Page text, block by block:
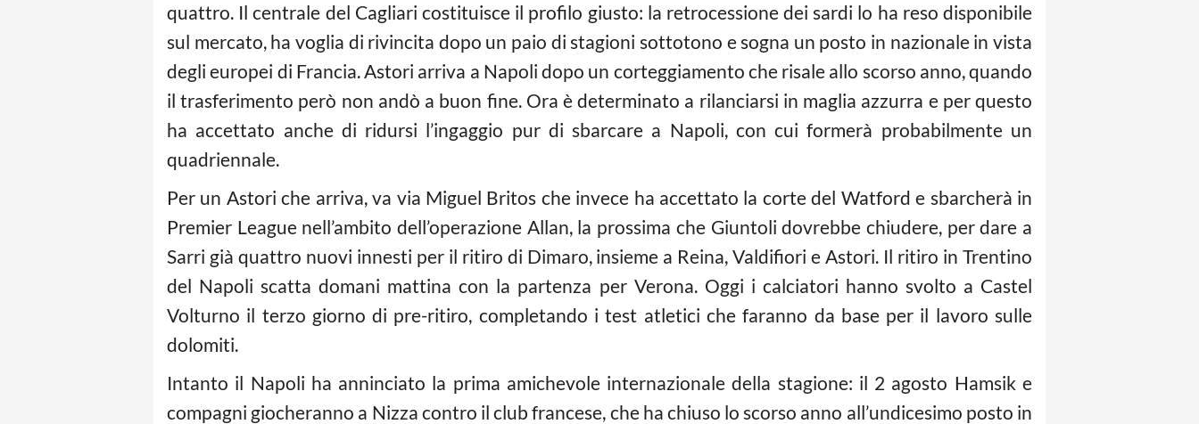
quattro. Il centrale del Cagliari costituisce il profilo giusto: la retrocessione dei sardi lo ha reso disponibile
sul mercato, ha voglia di rivincita dopo un paio di stagioni sottotono e sogna un posto in nazionale in vista
degli europei di Francia. Astori arriva a Napoli dopo un corteggiamento che risale allo scorso anno, quando
il trasferimento però non andò a buon fine. Ora è determinato a rilanciarsi in maglia azzurra e per questo
ha accettato anche di ridursi l’ingaggio pur di sbarcare a Napoli, con cui formerà probabilmente un
quadriennale.
Per un Astori che arriva, va via Miguel Britos che invece ha accettato la corte del Watford e sbarcherà in
Premier League nell’ambito dell’operazione Allan, la prossima che Giuntoli dovrebbe chiudere, per dare a
Sarri già quattro nuovi innesti per il ritiro di Dimaro, insieme a Reina, Valdifiori e Astori. Il ritiro in Trentino
del Napoli scatta domani mattina con la partenza per Verona. Oggi i calciatori hanno svolto a Castel
Volturno il terzo giorno di pre-ritiro, completando i test atletici che faranno da base per il lavoro sulle
dolomiti.
Intanto il Napoli ha anninciato la prima amichevole internazionale della stagione: il 2 agosto Hamsik e
compagni giocheranno a Nizza contro il club francese, che ha chiuso lo scorso anno all’undicesimo posto in